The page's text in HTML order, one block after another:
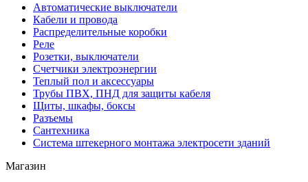
Автоматические выключатели
Кабели и провода
Распределительные коробки
Реле
Розетки, выключатели
Счетчики электроэнергии
Теплый пол и аксессуары
Трубы ПВХ, ПНД для защиты кабеля
Щиты, шкафы, боксы
Разъемы
Сантехника
Система штекерного монтажа электросети зданий
Магазин